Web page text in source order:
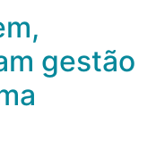
gestão